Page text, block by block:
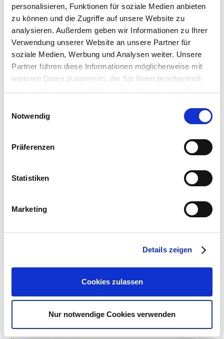
personalisieren, Funktionen für soziale Medien anbieten
zu können und die Zugriffe auf unsere Website zu
analysieren. Außerdem geben wir Informationen zu Ihrer
Verwendung unserer Website an unsere Partner für
soziale Medien, Werbung und Analysen weiter. Unsere
Partner führen diese Informationen möglicherweise mit
weiteren Daten zusammen, die Sie ihnen bereitgestellt
betätigen Sie anschließend den "OK"-Button:
Notwendig
Präferenzen
Statistiken
Marketing
Details zeigen
Cookies zulassen
Nur notwendige Cookies verwenden
Pflegetipps
Produktspezifisch
Vorzugsweise Tomaten- und Gemüseerde verwenden
Regelmäßig Tomatendünger oder Asihum Bio Universaldünger
Weiß ab Mitte/Ende Juni
Kleine, rote, frühreifende Frucht mit aromatisch-süßem
Geschmack ab Mitte/Ende Juni bis in den Herbst
Winter
Einjährig und nicht winterhart
Zubehör Produkte
1 Stück
Zum Produkt